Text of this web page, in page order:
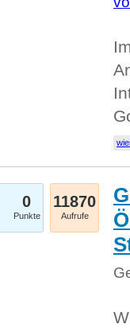
0
Punkte
11870
Aufrufe